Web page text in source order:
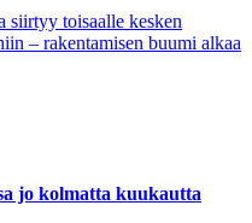
siirtyy toisaalle kesken
– rakentamisen buumi alkaa
jo kolmatta kuukautta